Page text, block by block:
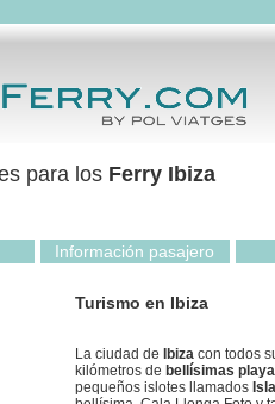
para los Ferry Ibiza
Información pasajero
Turismo en Ibiza
La ciudad de Ibiza con todos
kilómetros de bellísimas
pequeños islotes llamados